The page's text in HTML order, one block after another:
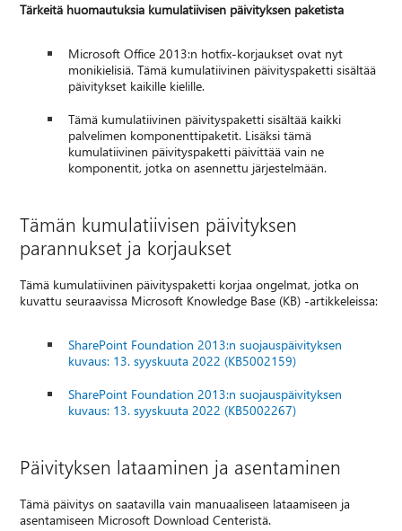
Tärkeitä huomautuksia kumulatiivisen päivityksen paketista
Microsoft Office 2013:n hotfix-korjaukset ovat nyt
monikielisiä. Tämä kumulatiivinen päivityspaketti sisältää
päivitykset kaikille kielille.
Tämä kumulatiivinen päivityspaketti sisältää kaikki
palvelimen komponenttipaketit. Lisäksi tämä
kumulatiivinen päivityspaketti päivittää vain ne
komponentit, jotka on asennettu järjestelmään.
Tämän kumulatiivisen päivityksen
parannukset ja korjaukset
Tämä kumulatiivinen päivityspaketti korjaa ongelmat, jotka on
kuvattu seuraavissa Microsoft Knowledge Base (KB) -artikkeleissa:
SharePoint Foundation 2013:n suojauspäivityksen
kuvaus: 13. syyskuuta 2022 (KB5002159)
SharePoint Foundation 2013:n suojauspäivityksen
kuvaus: 13. syyskuuta 2022 (KB5002267)
Päivityksen lataaminen ja asentaminen
Tämä päivitys on saatavilla vain manuaaliseen lataamiseen ja
asentamiseen Microsoft Download Centeristä.